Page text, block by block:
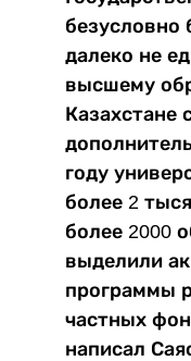
безусловно
далеко не
высшему
Казахстане
году
более 2
более 2000
выделили
программы
частных
написал